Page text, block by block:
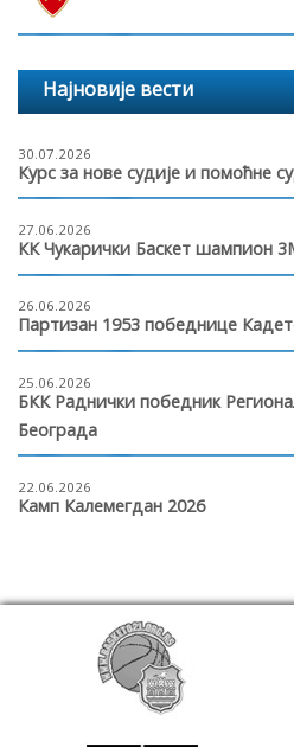
Најновије вести
30.07.2026
Курс за нове судије и помоћне
27.06.2026
КК Чукарички Баскет шампион
26.06.2026
Партизан 1953 победнице
25.06.2026
БКК Раднички победник
Београда
22.06.2026
Камп Калемегдан 2026